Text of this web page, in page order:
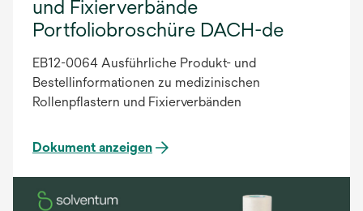
und Fixierverbände
Portfoliobroschüre DACH-de
EB12-0064 Ausführliche Produkt- und
Bestellinformationen zu medizinischen
Rollenpflastern und Fixierverbänden
Dokument anzeigen